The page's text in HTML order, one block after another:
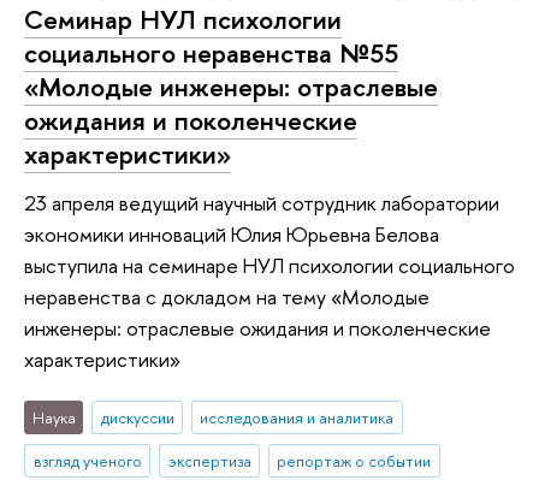
Семинар НУЛ психологии
социального неравенства №55
«Молодые инженеры: отраслевые
ожидания и поколенческие
характеристики»
23 апреля ведущий научный сотрудник лаборатории
экономики инноваций Юлия Юрьевна Белова
выступила на семинаре НУЛ психологии социального
неравенства с докладом на тему «Молодые
инженеры: отраслевые ожидания и поколенческие
характеристики»
Наука дискуссии
исследования и аналитика
взгляд ученого
экспертиза репортаж о событии